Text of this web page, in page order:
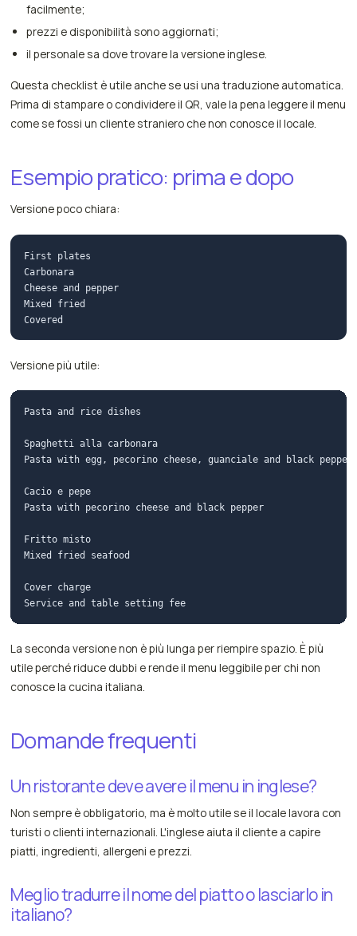
facilmente;
prezzi e disponibilità sono aggiornati;
il personale sa dove trovare la versione inglese.
Questa checklist è utile anche se usi una traduzione automatica.
Prima di stampare o condividere il QR, vale la pena leggere il menu
come se fossi un cliente straniero che non conosce il locale.
Esempio pratico: prima e dopo
Versione poco chiara:
First plates
Carbonara
Cheese and pepper
Mixed fried
Versione più utile:
Pasta and rice dishes
Spaghetti alla carbonara
Pasta with egg, pecorino cheese, guanciale and black pepper
Cacio e pepe
Pasta with pecorino cheese and black pepper
Fritto misto
Mixed fried seafood
Cover charge
Service and table setting fee
La seconda versione non è più lunga per riempire spazio. È più
utile perché riduce dubbi e rende il menu leggibile per chi non
conosce la cucina italiana.
Domande frequenti
Un ristorante deve avere il menu in inglese?
Non sempre è obbligatorio, ma è molto utile se il locale lavora con
turisti o clienti internazionali. L'inglese aiuta il cliente a capire
piatti, ingredienti, allergeni e prezzi.
Meglio tradurre il nome del piatto o lasciarlo in
italiano?